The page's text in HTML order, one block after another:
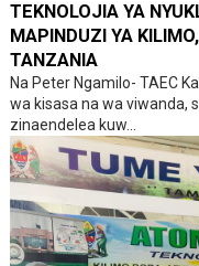
TEKNOLOJIA YA
MAPINDUZI YA
TANZANIA
Na Peter Ngamilo- TAEC
wa kisasa na wa viwanda,
zinaendelea kuw...